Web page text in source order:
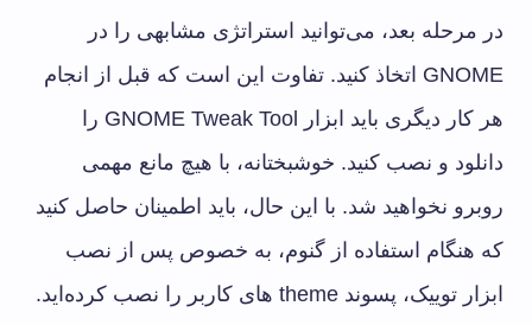
در مرحله بعد، می‌توانید استراتژی مشابهی را در
GNOME اتخاذ کنید. تفاوت این است که قبل از انجام
هر کار دیگری باید ابزار GNOME Tweak Tool را
دانلود و نصب کنید. خوشبختانه، با هیچ مانع مهمی
روبرو نخواهید شد. با این حال، باید اطمینان حاصل کنید
که هنگام استفاده از گنوم، به خصوص پس از نصب
ابزار توییک، پسوند theme های کاربر را نصب کرده‌اید.